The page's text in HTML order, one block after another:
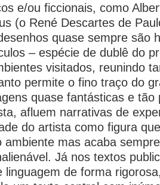
e/ou ficcionais, como
(o René Descartes de
quase sempre são
– espécie de dublê do
visitados, reunindo
permite o fino traço do
quase fantásticas e tão
afluem narrativas de
do artista como figura
ambiente mas acaba
Já nos textos
linguagem de forma